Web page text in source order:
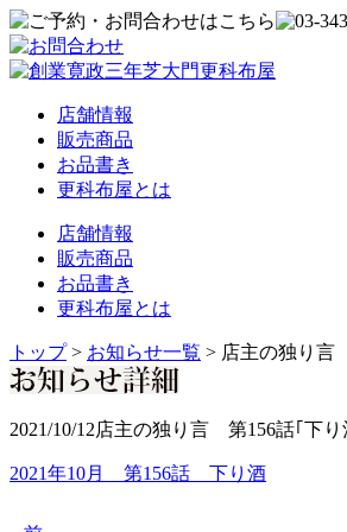
店舗情報
販売商品
お品書き
更科布屋とは
店舗情報
販売商品
お品書き
更科布屋とは
トップ > お知らせ一覧 > 店主の独り言
2021/10/12店主の独り言 第156話｢下り
2021年10月 第156話 下り酒